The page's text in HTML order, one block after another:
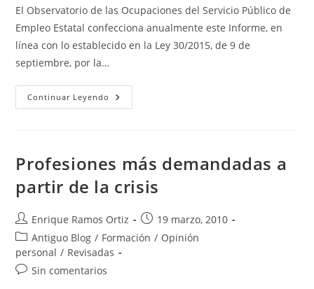
la
entrada:
la
entrada:
El Observatorio de las Ocupaciones del Servicio Público de
Empleo Estatal confecciona anualmente este Informe, en
línea con lo establecido en la Ley 30/2015, de 9 de
septiembre, por la…
Continuar Leyendo Publicado
El
Detección
De
Formativas
2018
Observatorio
De
Las
Ocupaciones
Del
Profesiones más demandadas a
partir de la crisis
Autor
de
la
entrada:
Enrique Ramos Ortiz
Publicación
de
19 marzo, 2010
Categoría
de
la
Antiguo Blog / Formación / Opinión
personal / Revisadas
Comentarios
Sin comentarios